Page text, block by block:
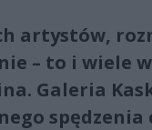
artystów,
– to i wiele
Galeria
spędzenia